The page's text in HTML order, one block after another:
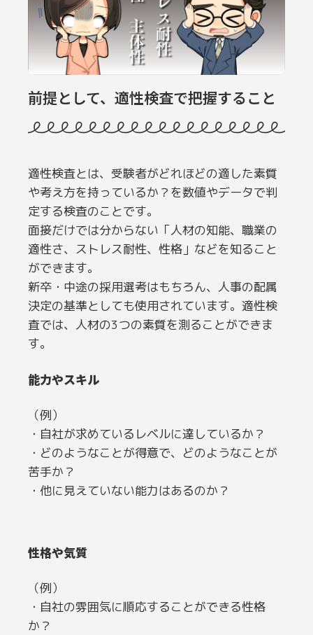
前提として、適性検査で把握すること
適性検査とは、受験者がどれほどの適した素質
や考え方を持っているか？を数値やデータで判
定する検査のことです。
面接だけでは分からない「人材の知能、職業の
適性さ、ストレス耐性、性格」などを知ること
ができます。
新卒・中途の採用選考はもちろん、人事の配属
決定の基準としても使用されています。適性検
査では、人材の3つの素質を測ることができま
す。
能力やスキル
（例）
・自社が求めているレベルに達しているか？
・どのようなことが得意で、どのようなことが
苦手か？
・他に見えていない能力はあるのか？
性格や気質
（例）
・自社の雰囲気に順応することができる性格
か？